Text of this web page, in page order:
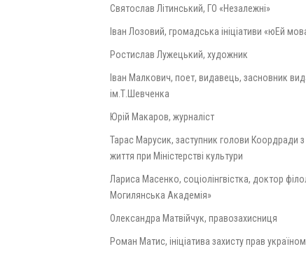
Святослав Літинський, ГО «Незалежні»
Іван Лозовий, громадська ініціативи «юЕй
Ростислав Лужецький, художник
Іван Малкович, поет, видавець, засновник
ім.Т.Шевченка
Юрій Макаров, журналіст
Тарас Марусик, заступник голови Коордради з
життя при Міністерстві культури
Лариса Масенко, соціолінгвістка, доктор
Могилянська Академія»
Олександра Матвійчук, правозахисниця
Роман Матис, ініціатива захисту прав